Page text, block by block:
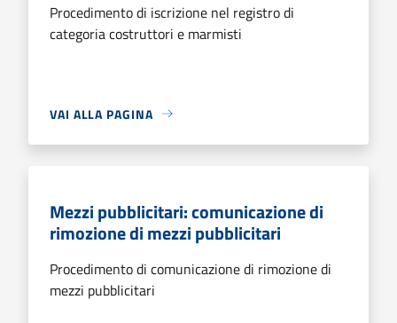
Procedimento di iscrizione nel registro di
categoria costruttori e marmisti
VAI ALLA PAGINA
Mezzi pubblicitari: comunicazione di
rimozione di mezzi pubblicitari
Procedimento di comunicazione di rimozione di
mezzi pubblicitari